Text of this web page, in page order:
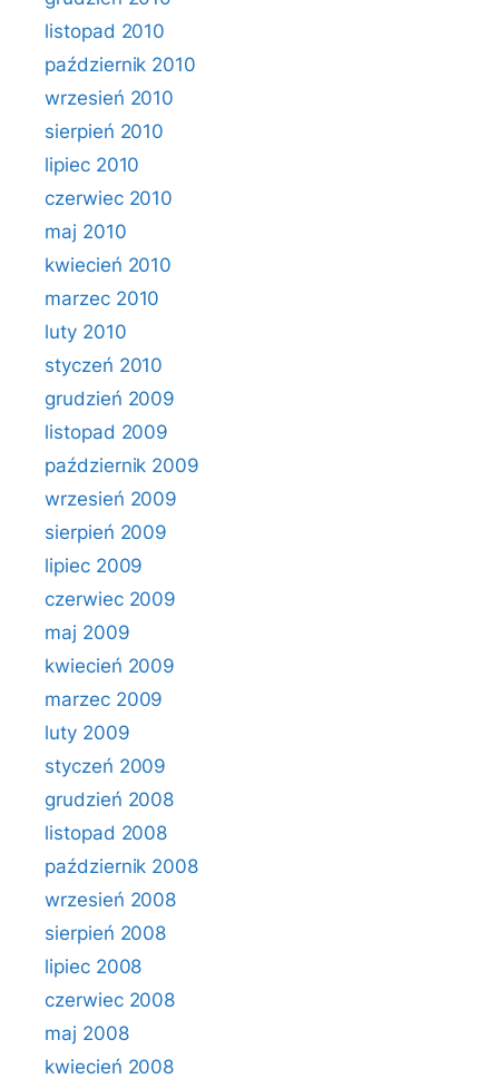
listopad 2010
październik 2010
wrzesień 2010
sierpień 2010
lipiec 2010
czerwiec 2010
maj 2010
kwiecień 2010
marzec 2010
luty 2010
styczeń 2010
grudzień 2009
listopad 2009
październik 2009
wrzesień 2009
sierpień 2009
lipiec 2009
czerwiec 2009
maj 2009
kwiecień 2009
marzec 2009
luty 2009
styczeń 2009
grudzień 2008
listopad 2008
październik 2008
wrzesień 2008
sierpień 2008
lipiec 2008
czerwiec 2008
maj 2008
kwiecień 2008